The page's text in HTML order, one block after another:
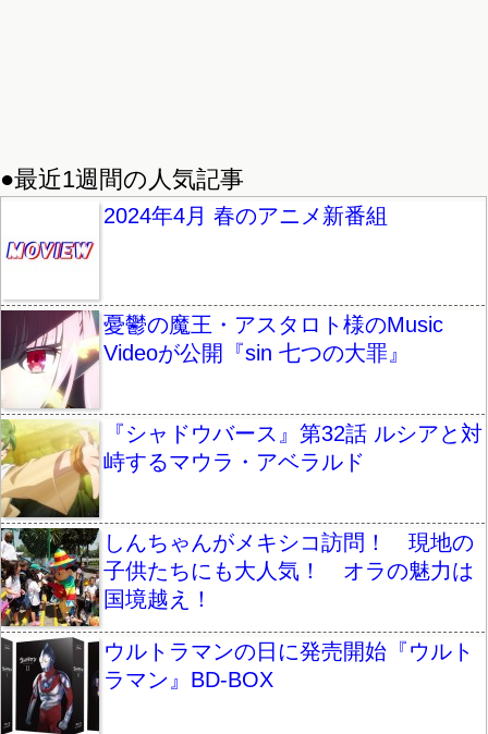
●最近1週間の人気記事
2024年4月 春のアニメ新番組
憂鬱の魔王・アスタロト様のMusic
Videoが公開『sin 七つの大罪』
『シャドウバース』第32話 ルシアと対
峙するマウラ・アベラルド
しんちゃんがメキシコ訪問！ 現地の
子供たちにも大人気！ オラの魅力は
国境越え！
ウルトラマンの日に発売開始『ウルト
ラマン』BD-BOX